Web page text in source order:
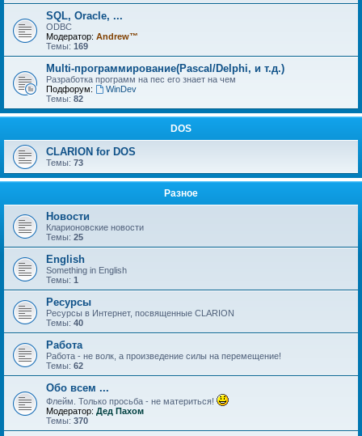
SQL, Oracle, ...
ODBC
Модератор: Andrew™
Темы: 169
Multi-программирование(Pascal/Delphi, и т.д.)
Разработка программ на пес его знает на чем
Подфорум:
WinDev
Темы: 82
DOS
CLARION for DOS
Темы: 73
Разное
Новости
Кларионовские новости
Темы: 25
English
Something in English
Темы: 1
Ресурсы
Ресурсы в Интернет, посвященные CLARION
Темы: 40
Работа
Работа - не волк, а произведение силы на перемещение!
Темы: 62
Обо всем ...
Флейм. Только просьба - не материться!
Модератор: Дед Пахом
Темы: 370